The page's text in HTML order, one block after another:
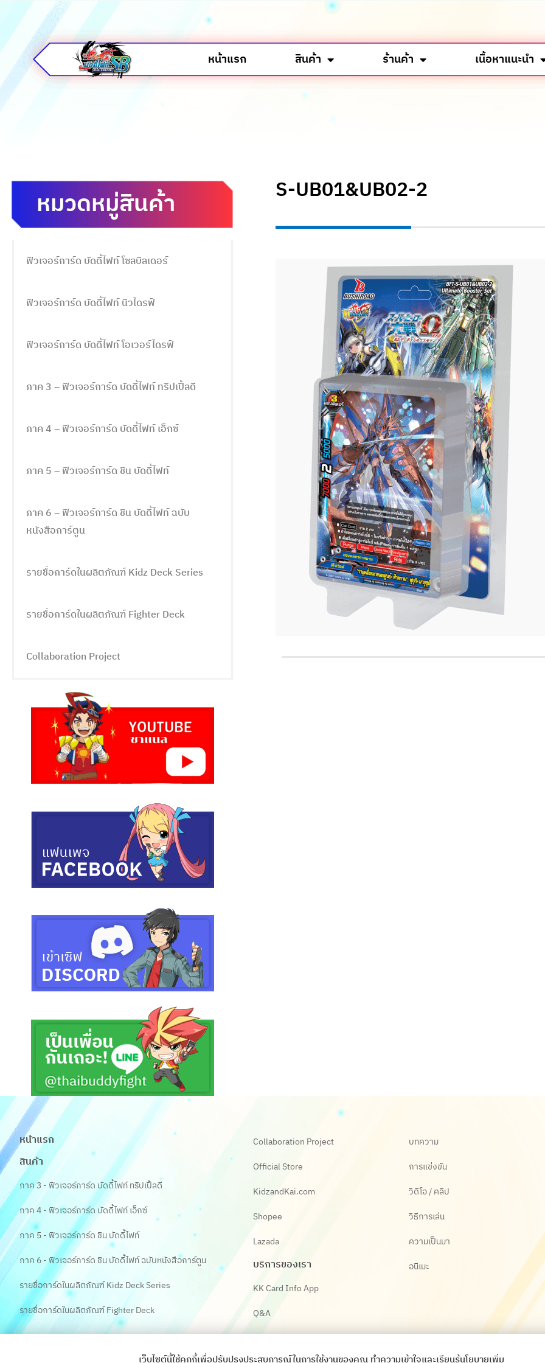
หน้าแรก สินค้า ร้านค้า เนื้อหาแนะนำ
หมวดหมู่สินค้า
ฟิวเจอร์การ์ด บัดดี้ไฟท์ โซลบิลเดอร์
ฟิวเจอร์การ์ด บัดดี้ไฟท์ นิวไดรฟ์
ฟิวเจอร์การ์ด บัดดี้ไฟท์ โอเวอร์ไดรฟ์
ภาค 3 – ฟิวเจอร์การ์ด บัดดี้ไฟท์ ทริปเปิ้ลดี
ภาค 4 – ฟิวเจอร์การ์ด บัดดี้ไฟท์ เอ็กซ์
ภาค 5 – ฟิวเจอร์การ์ด ชิน บัดดี้ไฟท์
ภาค 6 – ฟิวเจอร์การ์ด ชิน บัดดี้ไฟท์ ฉบับ
หนังสือการ์ตูน
รายชื่อการ์ดในผลิตภัณฑ์ Kidz Deck Series
รายชื่อการ์ดในผลิตภัณฑ์ Fighter Deck
Collaboration Project
S-UB01&UB02-2
หน้าแรก
สินค้า
ภาค 3 - ฟิวเจอร์การ์ด บัดดี้ไฟท์ ทริปเปิ้ลดี
ภาค 4 - ฟิวเจอร์การ์ด บัดดี้ไฟท์ เอ็กซ์
ภาค 5 - ฟิวเจอร์การ์ด ชิน บัดดี้ไฟท์
ภาค 6 - ฟิวเจอร์การ์ด ชิน บัดดี้ไฟท์ ฉบับหนังสือการ์ตูน
รายชื่อการ์ดในผลิตภัณฑ์ Kidz Deck Series
รายชื่อการ์ดในผลิตภัณฑ์ Fighter Deck
Collaboration Project
Official Store
KidzandKai.com
Shopee
Lazada
บริการของเรา
KK Card Info App
Q&A
บทความ
การแข่งขัน
วิดีโอ / คลิป
วิธีการเล่น
ความเป็นมา
อนิเมะ
เว็บไซต์นี้ใช้คุกกี้เพื่อปรับปรุงประสบการณ์ในการใช้งานของคุณ ทำความเข้าใจและเรียนรู้นโยบายเพิ่ม